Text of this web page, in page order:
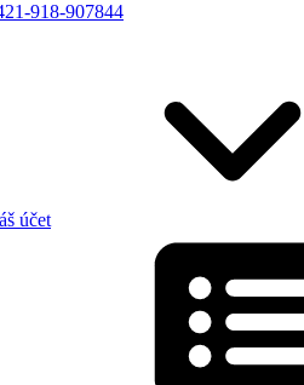
918-907844
účet